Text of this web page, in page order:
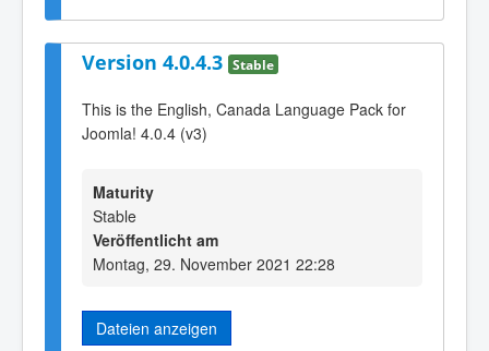
Version 4.0.4.3 Stable
This is the English, Canada Language Pack for
Joomla! 4.0.4 (v3)
Maturity
Stable
Veröffentlicht am
Montag, 29. November 2021 22:28
Dateien anzeigen